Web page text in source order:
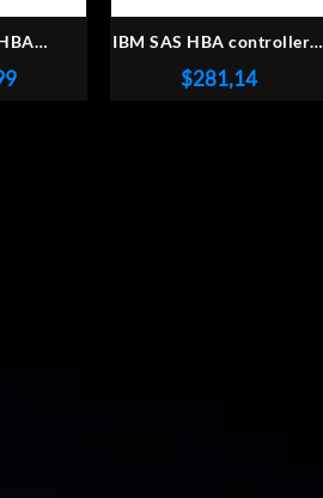
GBPS
IBM SAS HBA controller 6
Gbps 2 PUERTOS
$281,14